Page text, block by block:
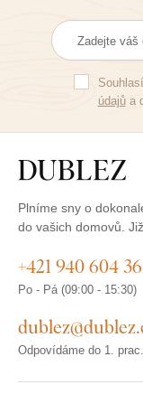
údajůa
Plníme sny o
do vašich domovů.
+421 940 604
Po - Pá (09:00 - 15:30)
Odpovídáme do 1.